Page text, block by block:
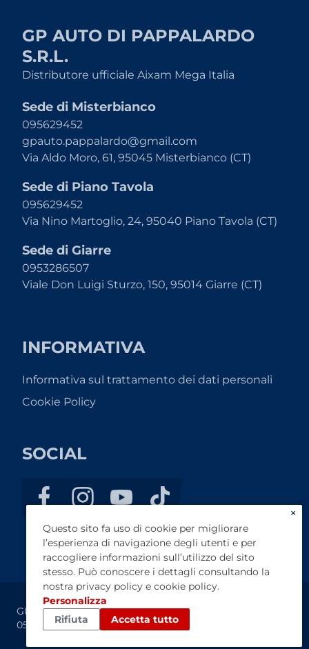
GP AUTO DI PAPPALARDO
S.R.L.
Distributore ufficiale Aixam Mega Italia
Sede di Misterbianco
095629452
gpauto.pappalardo@gmail.com
Via Aldo Moro, 61, 95045 Misterbianco (CT)
Sede di Piano Tavola
095629452
Via Nino Martoglio, 24, 95040 Piano Tavola (CT)
Sede di Giarre
0953286507
Viale Don Luigi Sturzo, 150, 95014 Giarre (CT)
INFORMATIVA
Informativa sul trattamento dei dati personali
Cookie Policy
SOCIAL
GP AUTO DI PAPPALARDO S.R.L. - Codice fiscale / P.IVA:
05709590870 - REA: CT-424987 - Cap. Sociale €10.000
×
Questo sito fa uso di cookie per migliorare
l’esperienza di navigazione degli utenti e per
raccogliere informazioni sull’utilizzo del sito
stesso. Può conoscere i dettagli consultando la
nostra privacy policy e cookie policy.
Personalizza
Rifiuta
Accetta tutto